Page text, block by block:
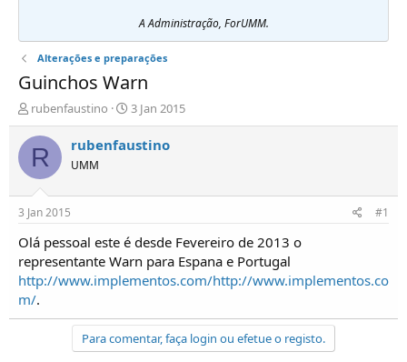
A Administração, ForUMM.
Alterações e preparações
Guinchos Warn
I
n
i
i
o
r
e
T
ó
p
rubenfaustino
D
a
t
í
i
o
3 Jan 2015
R rubenfaustino
UMM
3 Jan 2015 #1
Olá pessoal este é desde Fevereiro de 2013 o
representante Warn para Espana e Portugal
http://www.implementos.com/http://www.implementos.co
m/.
Para comentar, faça login ou efetue o registo.